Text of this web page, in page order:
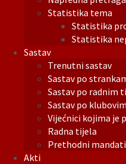
Statistika tema
Statistika
Statistika
Sastav
Trenutni sastav
Sastav po
Sastav po radnim
Sastav po
Vijećnici kojima je
Radna tijela
Prethodni mandati
Akti